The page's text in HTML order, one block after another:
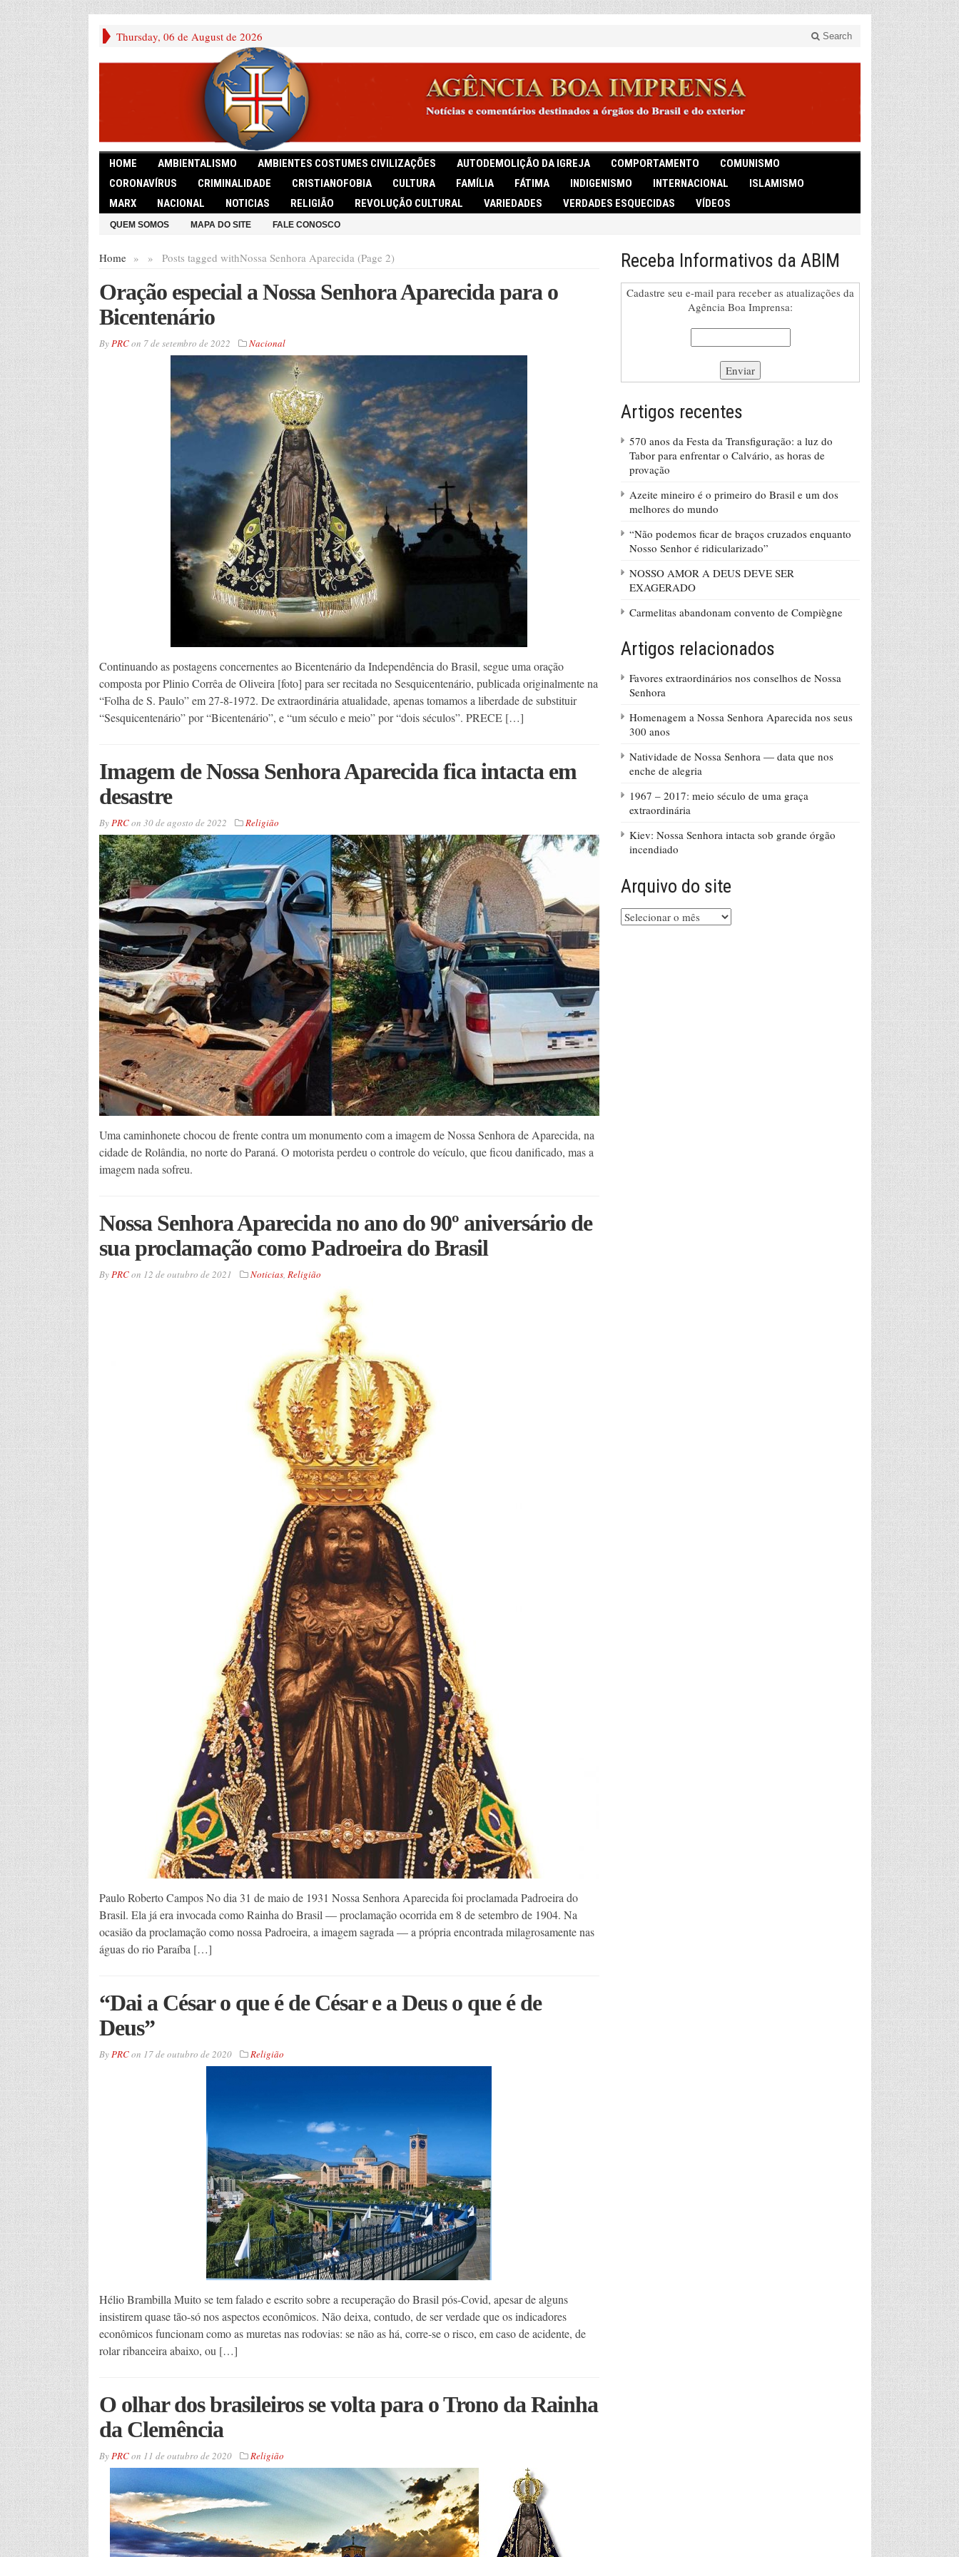
Thursday, 06 de August de 2026 Search
HOME AMBIENTALISMO AMBIENTES COSTUMES CIVILIZAÇÕES AUTODEMOLIÇÃO DA IGREJA COMPORTAMENTO
COMUNISMO
CORONAVÍRUS
CRIMINALIDADE CRISTIANOFOBIA CULTURA FAMÍLIA FÁTIMA INDIGENISMO INTERNACIONAL
ISLAMISMO
MARX
NACIONAL NOTICIAS RELIGIÃO REVOLUÇÃO CULTURAL VARIEDADES VERDADES ESQUECIDAS VÍDEOS
QUEM SOMOS MAPA DO SITE FALE CONOSCO
Home » Posts tagged with
» Nossa Senhora Aparecida (Page 2)
Oração especial a Nossa Senhora Aparecida para o
Bicentenário
ByPRCon 7 de setembro de 2022 Nacional
Continuando as postagens concernentes ao Bicentenário da Independência do Brasil, segue uma oração
composta por Plinio Corrêa de Oliveira [foto] para ser recitada no Sesquicentenário, publicada originalmente na
“Folha de S. Paulo” em 27-8-1972. De extraordinária atualidade, apenas tomamos a liberdade de substituir
“Sesquicentenário” por “Bicentenário”, e “um século e meio” por “dois séculos”. PRECE […]
Imagem de Nossa Senhora Aparecida fica intacta em
desastre
ByPRCon 30 de agosto de 2022 Religião
Uma caminhonete chocou de frente contra um monumento com a imagem de Nossa Senhora de Aparecida, na
cidade de Rolândia, no norte do Paraná. O motorista perdeu o controle do veículo, que ficou danificado, mas a
imagem nada sofreu.
Nossa Senhora Aparecida no ano do 90º aniversário de
sua proclamação como Padroeira do Brasil
ByPRCon 12 de outubro de 2021 Noticias, Religião
Paulo Roberto Campos No dia 31 de maio de 1931 Nossa Senhora Aparecida foi proclamada Padroeira do
Brasil. Ela já era invocada como Rainha do Brasil — proclamação ocorrida em 8 de setembro de 1904. Na
ocasião da proclamação como nossa Padroeira, a imagem sagrada — a própria encontrada milagrosamente nas
águas do rio Paraíba […]
“Dai a César o que é de César e a Deus o que é de
Deus”
ByPRCon 17 de outubro de 2020 Religião
Hélio Brambilla Muito se tem falado e escrito sobre a recuperação do Brasil pós-Covid, apesar de alguns
insistirem quase tão-só nos aspectos econômicos. Não deixa, contudo, de ser verdade que os indicadores
econômicos funcionam como as muretas nas rodovias: se não as há, corre-se o risco, em caso de acidente, de
rolar ribanceira abaixo, ou […]
O olhar dos brasileiros se volta para o Trono da Rainha
da Clemência
ByPRCon 11 de outubro de 2020 Religião
Receba Informativos da ABIM
Cadastre seu e-mail para receber as atualizações da
Agência Boa Imprensa:
Artigos recentes
570 anos da Festa da Transfiguração: a luz do
Tabor para enfrentar o Calvário, as horas de
provação
Azeite mineiro é o primeiro do Brasil e um dos
melhores do mundo
“Não podemos ficar de braços cruzados enquanto
Nosso Senhor é ridicularizado”
NOSSO AMOR A DEUS DEVE SER
EXAGERADO
Carmelitas abandonam convento de Compiègne
Artigos relacionados
Favores extraordinários nos conselhos de Nossa
Senhora
Homenagem a Nossa Senhora Aparecida nos seus
300 anos
Natividade de Nossa Senhora — data que nos
enche de alegria
1967 – 2017: meio século de uma graça
extraordinária
Kiev: Nossa Senhora intacta sob grande órgão
incendiado
Arquivo do site
Arquivo
do